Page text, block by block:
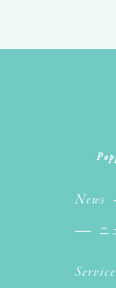
News
ニ
Service